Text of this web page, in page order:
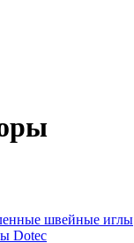
швейные иглы
Dotec